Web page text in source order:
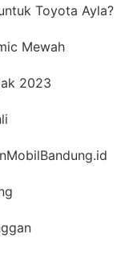
Toyota Ayla?
Mewah
2023